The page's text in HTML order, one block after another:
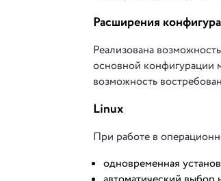
Расширения
Реализована
основной конфигурации
возможность
Linux
При работе в
одновременная